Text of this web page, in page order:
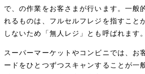
で、の作業をお客さまが行います。一般
れるものは、フルセルフレジを指すこと
しないため「無人レジ」とも呼ばれます。
スーパーマーケットやコンビニでは、お
ードをひとつずつスキャンすることが一